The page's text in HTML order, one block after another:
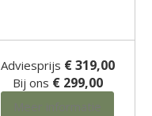
Adviesprijs € 319,00
Bij ons € 299,00
Meer informatie